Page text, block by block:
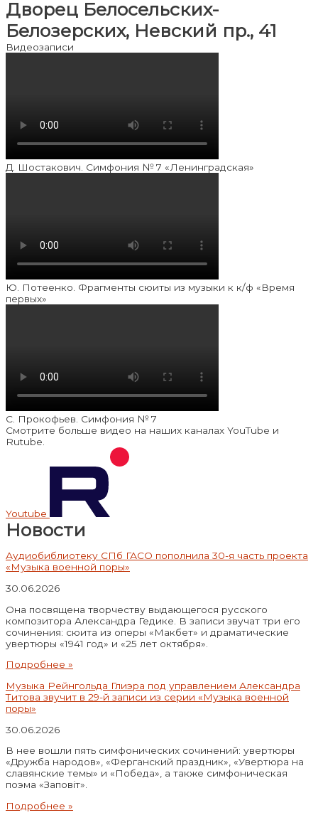
Дворец Белосельских-
Белозерских, Невский пр., 41
Видеозаписи
Д. Шостакович. Симфония № 7 «Ленинградская»
Ю. Потеенко. Фрагменты сюиты из музыки к к/ф «Время
первых»
С. Прокофьев. Симфония № 7
Смотрите больше видео на наших каналах YouTube и
Rutube.
Youtube
Новости
Аудиобиблиотеку СПб ГАСО пополнила 30-я часть проекта
«Музыка военной поры»
30.06.2026
Она посвящена творчеству выдающегося русского
композитора Александра Гедике. В записи звучат три его
сочинения: сюита из оперы «Макбет» и драматические
увертюры «1941 год» и «25 лет октября».
Подробнее »
Музыка Рейнгольда Глиэра под управлением Александра
Титова звучит в 29-й записи из серии «Музыка военной
поры»
30.06.2026
В нее вошли пять симфонических сочинений: увертюры
«Дружба народов», «Ферганский праздник», «Увертюра на
славянские темы» и «Победа», а также симфоническая
поэма «Заповiт».
Подробнее »